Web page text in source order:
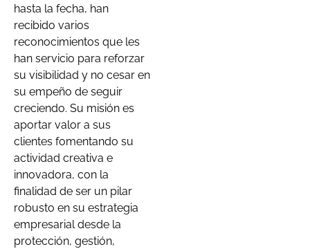
hasta la fecha, han
recibido varios
reconocimientos que les
han servicio para reforzar
su visibilidad y no cesar en
su empeño de seguir
creciendo. Su misión es
aportar valor a sus
clientes fomentando su
actividad creativa e
innovadora, con la
finalidad de ser un pilar
robusto en su estrategia
empresarial desde la
protección, gestión,